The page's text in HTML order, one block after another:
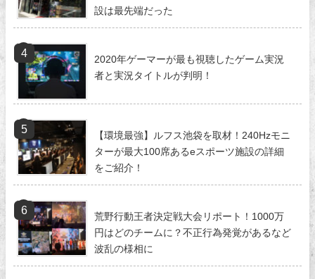
設は最先端だった
2020年ゲーマーが最も視聴したゲーム実況
者と実況タイトルが判明！
【環境最強】ルフス池袋を取材！240Hzモニ
ターが最大100席あるeスポーツ施設の詳細
をご紹介！
荒野行動王者決定戦大会リポート！1000万
円はどのチームに？不正行為発覚があるなど
波乱の様相に